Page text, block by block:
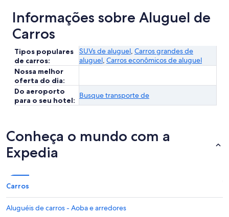
Informações sobre Aluguel de
Carros
Tipos populares
de carros:
SUVs de aluguel, Carros grandes de
aluguel, Carros econômicos de aluguel
Nossa melhor
oferta do dia:
Do aeroporto
para o seu hotel:
Busque transporte de
Conheça o mundo com a
Expedia
Carros
Aluguéis de carros - Aoba e arredores